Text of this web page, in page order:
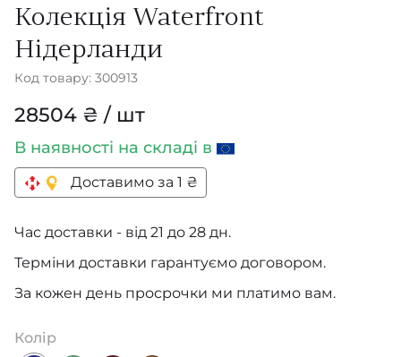
Колекція Waterfront
Нідерланди
Код товару: 300913
28504 ₴ / шт
В наявності на складі в
Доставимо за 1 ₴
Час доставки - від 21 до 28 дн.
Терміни доставки гарантуємо договором.
За кожен день просрочки ми платимо вам.
Колір